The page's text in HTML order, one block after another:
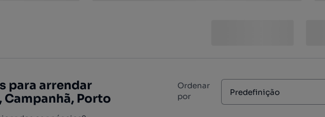
para arrendar
Campanhã, Porto
Ordenar
por
Predefinição